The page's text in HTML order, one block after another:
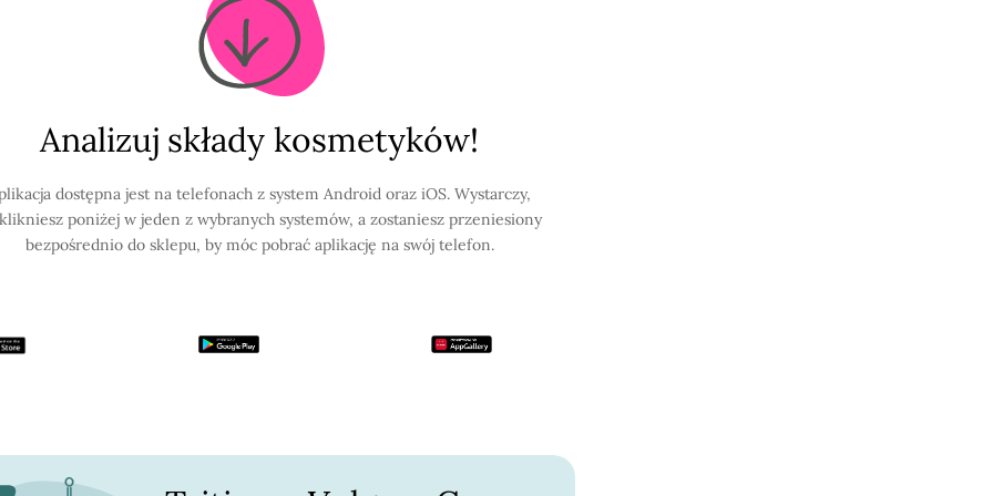
Analizuj składy kosmetyków!
dostępna jest na telefonach z system Android oraz iOS. Wystarczy,
poniżej w jeden z wybranych systemów, a zostaniesz przeniesiony
bezpośrednio do sklepu, by móc pobrać aplikację na swój telefon.